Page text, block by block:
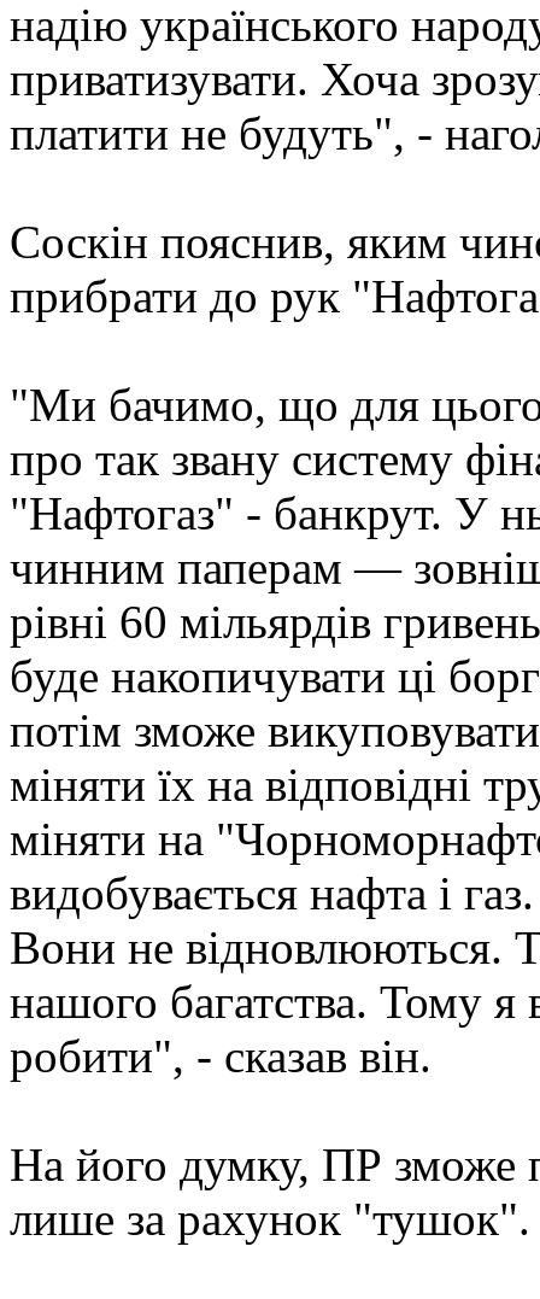
надію українського
приватизувати. Хоча
платити не будуть", -
Соскін пояснив, яким
прибрати до рук
"Ми бачимо, що для цього
про так звану систему
"Нафтогаз" - банкрут. У
чинним паперам —
рівні 60 мільярдів
буде накопичувати ці
потім зможе
міняти їх на відповідні
міняти на
видобувається нафта і
Вони не відновлюються.
нашого багатства. Тому
робити", - сказав він.
На його думку, ПР зможе
лише за рахунок "тушок".